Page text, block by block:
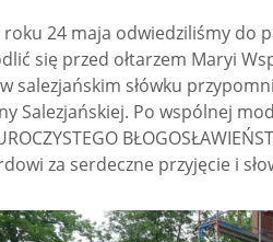
roku 24 maja odwiedziliśmy do
się przed ołtarzem Maryi
salezjańskim słówku
Salezjańskiej. Po wspólnej
za serdeczne przyjęcie i